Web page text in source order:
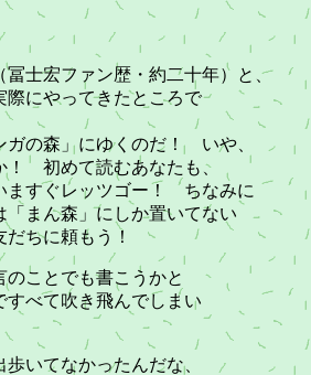
士宏ファン歴・約二十年）と、
際にやってきたところで
ガの森」にゆくのだ！ いや、
！ 初めて読むあなたも、
ますぐレッツゴー！ ちなみに
まん森」にしか置いてない
ちに頼もう！
ことでも書こうかと
すべて吹き飛んでしまい
いてなかったんだな、